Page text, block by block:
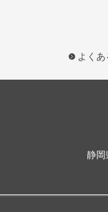
よく
静岡